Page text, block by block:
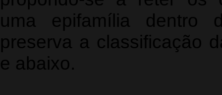
uma epifamília dentro
preserva a classificação
e abaixo.